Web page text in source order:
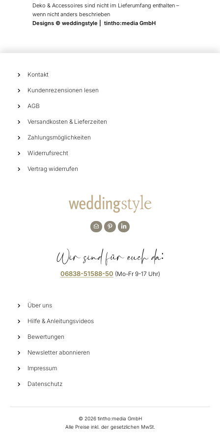
Deko & Accessoires sind nicht im Lieferumfang enthalten –
wenn nicht anders beschrieben
Designs © weddingstyle | tintho:media GmbH
Kontakt
Kundenrezensionen lesen
AGB
Versandkosten & Lieferzeiten
Zahlungsmöglichkeiten
Widerrufsrecht
Vertrag widerrufen
Wir sind für euch da:
06838-51588-50 (Mo-Fr 9-17 Uhr)
Über uns
Hilfe & Anleitungsvideos
Bewertungen
Newsletter abonnieren
Impressum
Datenschutz
© 2026tintho:media GmbH
Alle Preise inkl. der gesetzlichen MwSt.